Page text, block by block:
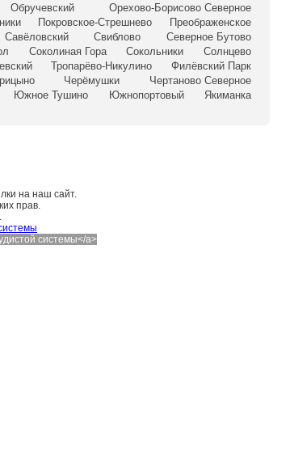
Обручевский
Орехово-Борисово Северное
Покровское-Стрешнево
Преображенское
Савёловский Свиблово
Северное Бутово
Соколиная Гора Сокольники
Солнцево
Тропарёво-Никулино
Филёвский Парк
Черёмушки
Чертаново Северное
Южное Тушино Южнопортовый Якиманка
на наш сайт.
прав.
системы</a>